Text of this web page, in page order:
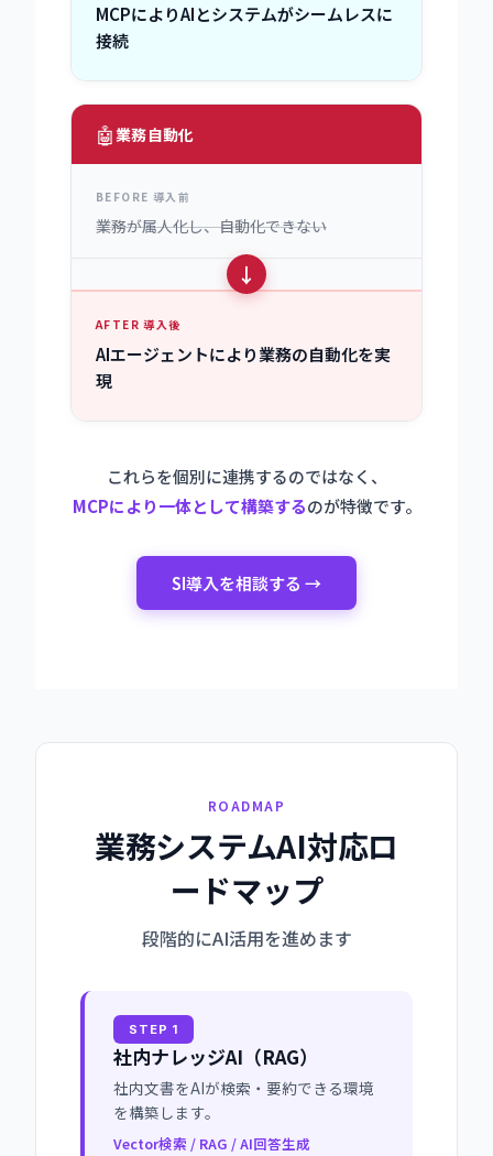
MCPによりAIとシステムがシームレスに
接続
🤖業務自動化
BEFORE 導入前
業務が属人化し、自動化できない
↓
AFTER 導入後
AIエージェントにより業務の自動化を実
現
これらを個別に連携するのではなく、
MCPにより一体として構築するのが特徴です。
SI導入を相談する →
ROADMAP
業務システムAI対応ロ
ードマップ
段階的にAI活用を進めます
STEP 1
社内ナレッジAI（RAG）
社内文書をAIが検索・要約できる環境
を構築します。
Vector検索 / RAG / AI回答生成